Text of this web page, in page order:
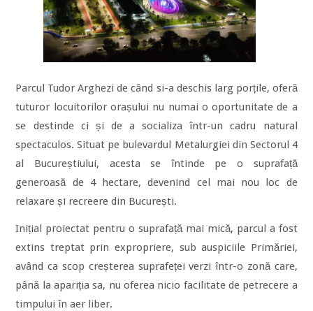
Parcul Tudor Arghezi de când si-a deschis larg porțile, oferă
tuturor locuitorilor orașului nu numai o oportunitate de a
se destinde ci și de a socializa într-un cadru natural
spectaculos. Situat pe bulevardul Metalurgiei din Sectorul 4
al Bucureștiului, acesta se întinde pe o suprafață
generoasă de 4 hectare, devenind cel mai nou loc de
relaxare și recreere din București.
Inițial proiectat pentru o suprafață mai mică, parcul a fost
extins treptat prin expropriere, sub auspiciile Primăriei,
având ca scop creșterea suprafeței verzi într-o zonă care,
până la apariția sa, nu oferea nicio facilitate de petrecere a
timpului în aer liber.